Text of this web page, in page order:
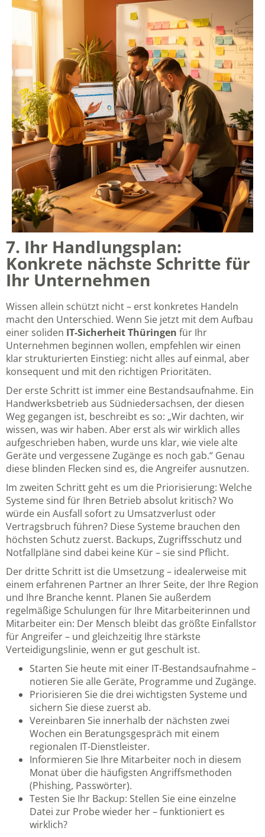
7. Ihr Handlungsplan:
Konkrete nächste Schritte für
Ihr Unternehmen
Wissen allein schützt nicht – erst konkretes Handeln
macht den Unterschied. Wenn Sie jetzt mit dem Aufbau
einer soliden IT-Sicherheit Thüringen für Ihr
Unternehmen beginnen wollen, empfehlen wir einen
klar strukturierten Einstieg: nicht alles auf einmal, aber
konsequent und mit den richtigen Prioritäten.
Der erste Schritt ist immer eine Bestandsaufnahme. Ein
Handwerksbetrieb aus Südniedersachsen, der diesen
Weg gegangen ist, beschreibt es so: „Wir dachten, wir
wissen, was wir haben. Aber erst als wir wirklich alles
aufgeschrieben haben, wurde uns klar, wie viele alte
Geräte und vergessene Zugänge es noch gab.“ Genau
diese blinden Flecken sind es, die Angreifer ausnutzen.
Im zweiten Schritt geht es um die Priorisierung: Welche
Systeme sind für Ihren Betrieb absolut kritisch? Wo
würde ein Ausfall sofort zu Umsatzverlust oder
Vertragsbruch führen? Diese Systeme brauchen den
höchsten Schutz zuerst. Backups, Zugriffsschutz und
Notfallpläne sind dabei keine Kür – sie sind Pflicht.
Der dritte Schritt ist die Umsetzung – idealerweise mit
einem erfahrenen Partner an Ihrer Seite, der Ihre Region
und Ihre Branche kennt. Planen Sie außerdem
regelmäßige Schulungen für Ihre Mitarbeiterinnen und
Mitarbeiter ein: Der Mensch bleibt das größte Einfallstor
für Angreifer – und gleichzeitig Ihre stärkste
Verteidigungslinie, wenn er gut geschult ist.
Starten Sie heute mit einer IT-Bestandsaufnahme –
notieren Sie alle Geräte, Programme und Zugänge.
Priorisieren Sie die drei wichtigsten Systeme und
sichern Sie diese zuerst ab.
Vereinbaren Sie innerhalb der nächsten zwei
Wochen ein Beratungsgespräch mit einem
regionalen IT-Dienstleister.
Informieren Sie Ihre Mitarbeiter noch in diesem
Monat über die häufigsten Angriffsmethoden
(Phishing, Passwörter).
Testen Sie Ihr Backup: Stellen Sie eine einzelne
Datei zur Probe wieder her – funktioniert es
wirklich?